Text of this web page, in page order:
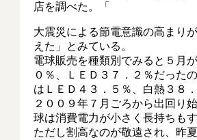
店を調べた。「
大震災による節電意識の高まり
えた」とみている。
電球販売を種類別でみると５月
０％、ＬＥＤ３７．２％だった
はＬＥＤ４３．５％、白熱３８．
２００９年７月ごろから出回り
球は消費電力が小さく長持ちもす
ただし割高なのが敬遠され、昨